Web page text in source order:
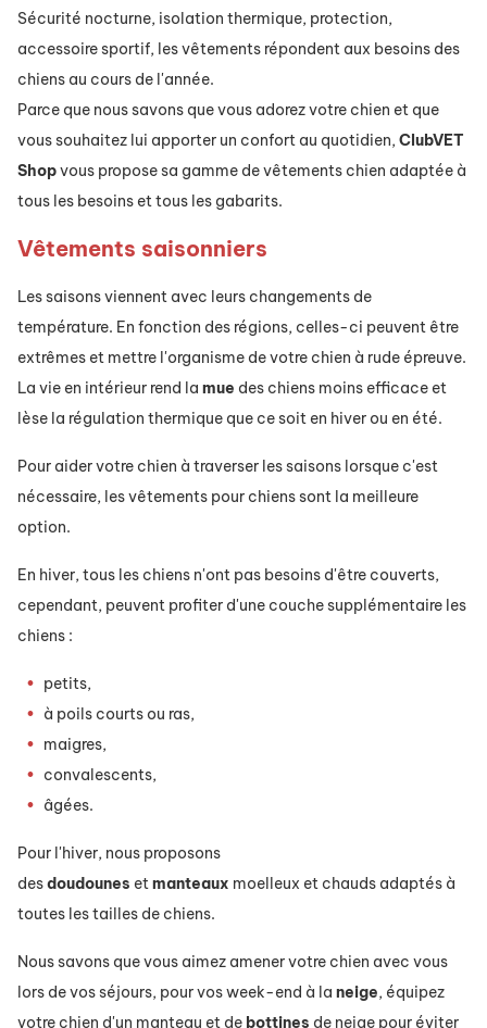
Sécurité nocturne, isolation thermique, protection,
accessoire sportif, les vêtements répondent aux besoins des
chiens au cours de l'année.
Parce que nous savons que vous adorez votre chien et que
vous souhaitez lui apporter un confort au quotidien, ClubVET
Shopvous propose sa gamme de vêtements chien adaptée à
tous les besoins et tous les gabarits.
Vêtements saisonniers
Les saisons viennent avec leurs changements de
température. En fonction des régions, celles-ci peuvent être
extrêmes et mettre l'organisme de votre chien à rude épreuve.
La vie en intérieur rend la mue des chiens moins efficace et
lèse la régulation thermique que ce soit en hiver ou en été.
Pour aider votre chien à traverser les saisons lorsque c'est
nécessaire, les vêtements pour chiens sont la meilleure
option.
En hiver, tous les chiens n'ont pas besoins d'être couverts,
cependant, peuvent profiter d'une couche supplémentaire les
chiens :
petits,
à poils courts ou ras,
maigres,
convalescents,
âgées.
Pour l'hiver, nous proposons
desdoudounes etmanteaux moelleux et chauds adaptés à
toutes les tailles de chiens.
Nous savons que vous aimez amener votre chien avec vous
lors de vos séjours, pour vos week-end à la neige, équipez
votre chien d'un manteau et de bottines de neige pour éviter